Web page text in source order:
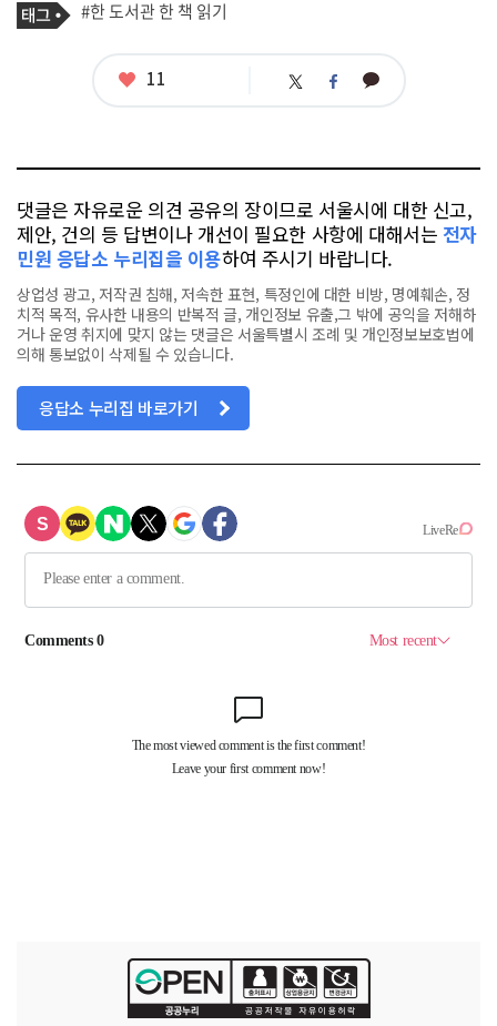
사
태
그
#한 도서관 한 책 읽기
좋
11 트 페 카
댓글은 자유로운 의견 공유의 장이므로 서울시에 대한 신고,
제안, 건의 등 답변이나 개선이 필요한 사항에 대해서는 전자
민원 응답소 누리집을 이용하여 주시기 바랍니다.
상업성 광고, 저작권 침해, 저속한 표현, 특정인에 대한 비방, 명예훼손, 정
치적 목적, 유사한 내용의 반복적 글, 개인정보 유출,그 밖에 공익을 저해하
거나 운영 취지에 맞지 않는 댓글은 서울특별시 조례 및 개인정보보호법에
의해 통보없이 삭제될 수 있습니다.
응답소 누리집 바로가기